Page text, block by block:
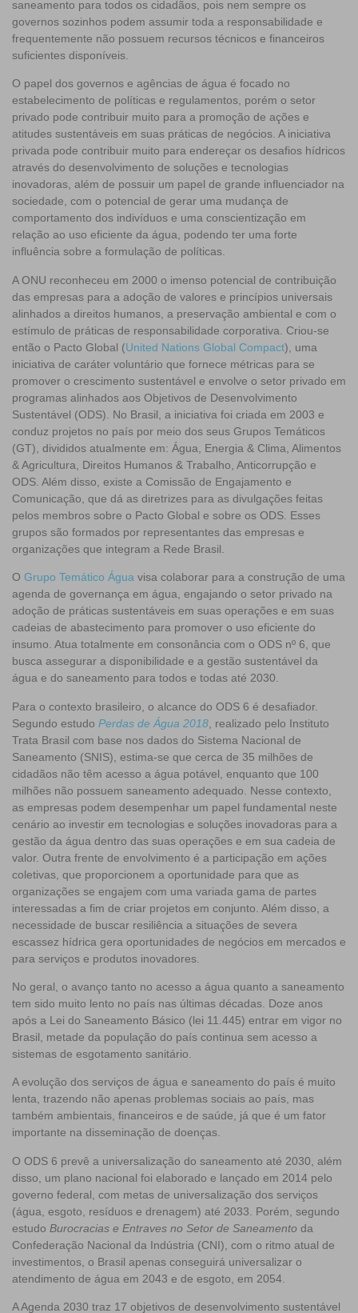
saneamento para todos os cidadãos, pois nem sempre os
governos sozinhos podem assumir toda a responsabilidade e
frequentemente não possuem recursos técnicos e financeiros
suficientes disponíveis.
O papel dos governos e agências de água é focado no
estabelecimento de políticas e regulamentos, porém o setor
privado pode contribuir muito para a promoção de ações e
atitudes sustentáveis em suas práticas de negócios. A iniciativa
privada pode contribuir muito para endereçar os desafios hídricos
através do desenvolvimento de soluções e tecnologias
inovadoras, além de possuir um papel de grande influenciador na
sociedade, com o potencial de gerar uma mudança de
comportamento dos indivíduos e uma conscientização em
relação ao uso eficiente da água, podendo ter uma forte
influência sobre a formulação de políticas.
A ONU reconheceu em 2000 o imenso potencial de contribuição
das empresas para a adoção de valores e princípios universais
alinhados a direitos humanos, a preservação ambiental e com o
estímulo de práticas de responsabilidade corporativa. Criou-se
então o Pacto Global (United Nations Global Compact), uma
iniciativa de caráter voluntário que fornece métricas para se
promover o crescimento sustentável e envolve o setor privado em
programas alinhados aos Objetivos de Desenvolvimento
Sustentável (ODS). No Brasil, a iniciativa foi criada em 2003 e
conduz projetos no país por meio dos seus Grupos Temáticos
(GT), divididos atualmente em: Água, Energia & Clima, Alimentos
& Agricultura, Direitos Humanos & Trabalho, Anticorrupção e
ODS. Além disso, existe a Comissão de Engajamento e
Comunicação, que dá as diretrizes para as divulgações feitas
pelos membros sobre o Pacto Global e sobre os ODS. Esses
grupos são formados por representantes das empresas e
organizações que integram a Rede Brasil.
O Grupo Temático Água visa colaborar para a construção de uma
agenda de governança em água, engajando o setor privado na
adoção de práticas sustentáveis em suas operações e em suas
cadeias de abastecimento para promover o uso eficiente do
insumo. Atua totalmente em consonância com o ODS nº 6, que
busca assegurar a disponibilidade e a gestão sustentável da
água e do saneamento para todos e todas até 2030.
Para o contexto brasileiro, o alcance do ODS 6 é desafiador.
Segundo estudo Perdas de Água 2018 , realizado pelo Instituto
Trata Brasil com base nos dados do Sistema Nacional de
Saneamento (SNIS), estima-se que cerca de 35 milhões de
cidadãos não têm acesso a água potável, enquanto que 100
milhões não possuem saneamento adequado. Nesse contexto,
as empresas podem desempenhar um papel fundamental neste
cenário ao investir em tecnologias e soluções inovadoras para a
gestão da água dentro das suas operações e em sua cadeia de
valor. Outra frente de envolvimento é a participação em ações
coletivas, que proporcionem a oportunidade para que as
organizações se engajem com uma variada gama de partes
interessadas a fim de criar projetos em conjunto. Além disso, a
necessidade de buscar resiliência a situações de severa
escassez hídrica gera oportunidades de negócios em mercados e
para serviços e produtos inovadores.
No geral, o avanço tanto no acesso a água quanto a saneamento
tem sido muito lento no país nas últimas décadas. Doze anos
após a Lei do Saneamento Básico (lei 11.445) entrar em vigor no
Brasil, metade da população do país continua sem acesso a
sistemas de esgotamento sanitário.
A evolução dos serviços de água e saneamento do país é muito
lenta, trazendo não apenas problemas sociais ao país, mas
também ambientais, financeiros e de saúde, já que é um fator
importante na disseminação de doenças.
O ODS 6 prevê a universalização do saneamento até 2030, além
disso, um plano nacional foi elaborado e lançado em 2014 pelo
governo federal, com metas de universalização dos serviços
(água, esgoto, resíduos e drenagem) até 2033. Porém, segundo
estudo Burocracias e Entraves no Setor de Saneamento da
Confederação Nacional da Indústria (CNI), com o ritmo atual de
investimentos, o Brasil apenas conseguirá universalizar o
atendimento de água em 2043 e de esgoto, em 2054.
A Agenda 2030 traz 17 objetivos de desenvolvimento sustentável